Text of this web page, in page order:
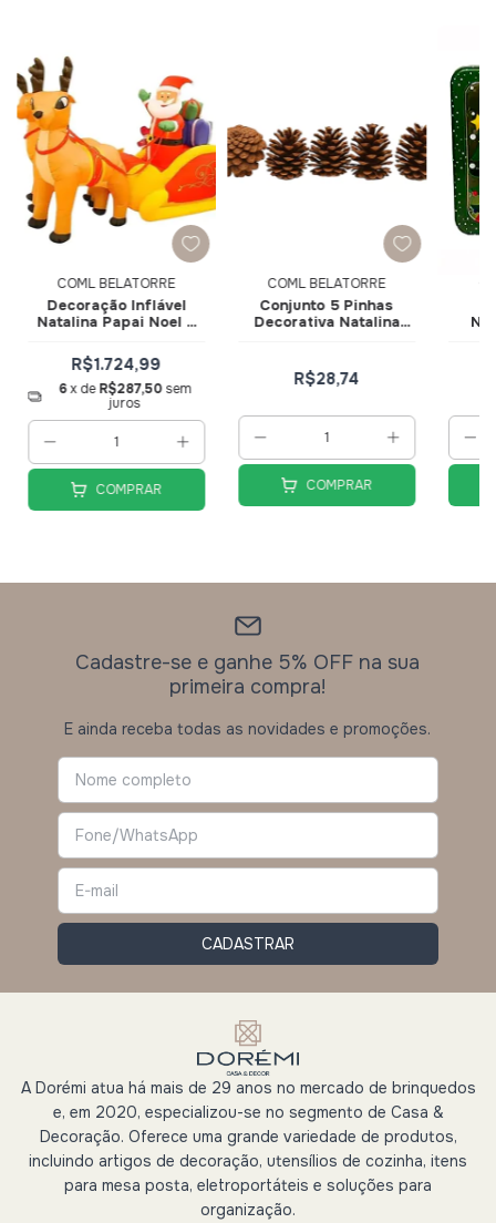
COML BELATORRE
Decoração Inflável
Natalina Papai Noel e
DRM2017
R$1.724,99
6x deR$287,50 sem
juros
COMPRAR
COML BELATORRE
Conjunto 5 Pinhas
Decorativa Natalina
R$28,74
COMPRAR
Cadastre-se e ganhe 5% OFF na sua
primeira compra!
E ainda receba todas as novidades e promoções.
A Dorémi atua há mais de 29 anos no mercado de brinquedos
e, em 2020, especializou-se no segmento de Casa &
Decoração. Oferece uma grande variedade de produtos,
incluindo artigos de decoração, utensílios de cozinha, itens
para mesa posta, eletroportáteis e soluções para
organização.